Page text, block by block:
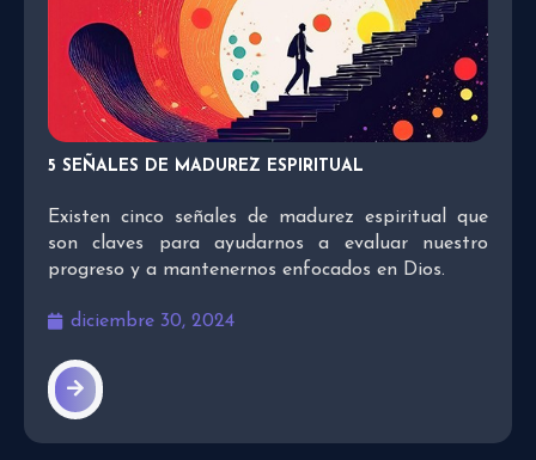
5 SEÑALES DE MADUREZ ESPIRITUAL
Existen cinco señales de madurez espiritual que
son claves para ayudarnos a evaluar nuestro
progreso y a mantenernos enfocados en Dios.
diciembre 30, 2024